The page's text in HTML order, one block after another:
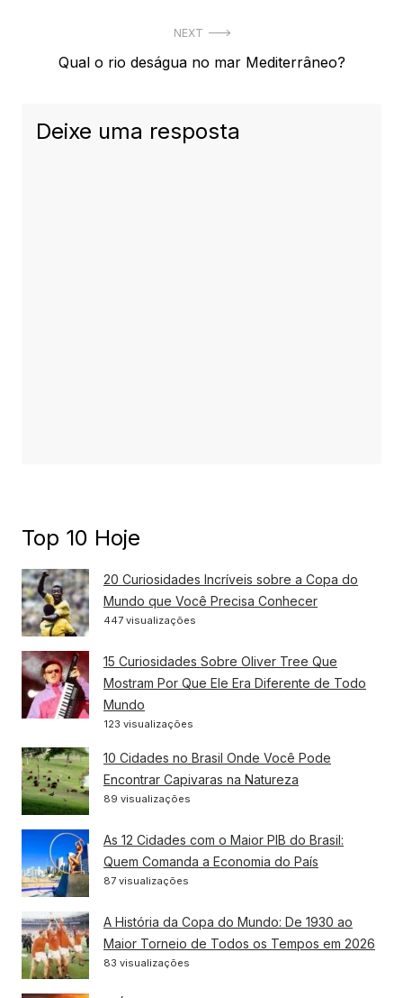
NEXT
Next
Qual o rio deságua no mar Mediterrâneo?
Deixe uma resposta
Top 10 Hoje
20 Curiosidades Incríveis sobre a Copa do
Mundo que Você Precisa Conhecer
447 visualizações
15 Curiosidades Sobre Oliver Tree Que
Mostram Por Que Ele Era Diferente de Todo
Mundo
123 visualizações
10 Cidades no Brasil Onde Você Pode
Encontrar Capivaras na Natureza
89 visualizações
As 12 Cidades com o Maior PIB do Brasil:
Quem Comanda a Economia do País
87 visualizações
A História da Copa do Mundo: De 1930 ao
Maior Torneio de Todos os Tempos em 2026
83 visualizações